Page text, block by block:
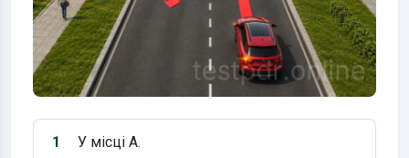
Варіант 1:
1 У місці А.